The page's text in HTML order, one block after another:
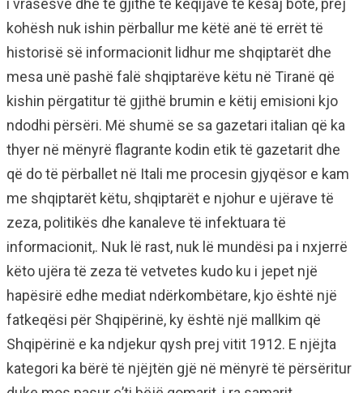
i vrasësve dhe të gjithë të këqijave të kësaj bote, prej
kohësh nuk ishin përballur me këtë anë të errët të
historisë së informacionit lidhur me shqiptarët dhe
mesa unë pashë falë shqiptarëve këtu në Tiranë që
kishin përgatitur të gjithë brumin e këtij emisioni kjo
ndodhi përsëri. Më shumë se sa gazetari italian që ka
thyer në mënyrë flagrante kodin etik të gazetarit dhe
që do të përballet në Itali me procesin gjyqësor e kam
me shqiptarët këtu, shqiptarët e njohur e ujërave të
zeza, politikës dhe kanaleve të infektuara të
informacionit,. Nuk lë rast, nuk lë mundësi pa i nxjerrë
këto ujëra të zeza të vetvetes kudo ku i jepet një
hapësirë edhe mediat ndërkombëtare, kjo është një
fatkeqësi për Shqipërinë, ky është një mallkim që
Shqipërinë e ka ndjekur qysh prej vitit 1912. E njëjta
kategori ka bërë të njëjtën gjë në mënyrë të përsëritur